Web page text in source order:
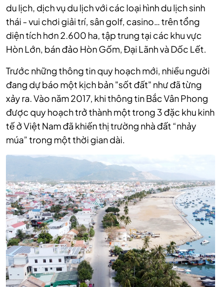
du lịch, dịch vụ du lịch với các loại hình du lịch sinh
thái - vui chơi giải trí, sân golf, casino… trên tổng
diện tích hơn 2.600 ha, tập trung tại các khu vực
Hòn Lớn, bán đảo Hòn Gốm, Đại Lãnh và Dốc Lết.
Trước những thông tin quy hoạch mới, nhiều người
đang dự báo một kịch bản "sốt đất" như đã từng
xảy ra. Vào năm 2017, khi thông tin Bắc Vân Phong
được quy hoạch trở thành một trong 3 đặc khu kinh
tế ở Việt Nam đã khiến thị trường nhà đất “nhảy
múa” trong một thời gian dài.